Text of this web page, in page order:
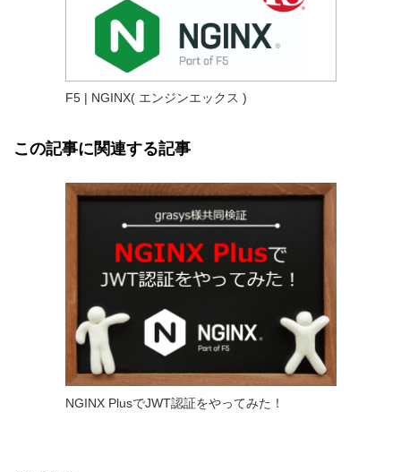
F5 | NGINX( エンジンエックス )
この記事に関連する記事
NGINX PlusでJWT認証をやってみた！